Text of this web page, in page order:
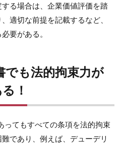
る場合は、企業価値評価を踏
適切な前提を記載するなど、
要がある。
でも法的拘束力が
！
ってもすべての条項を法的拘束
であり、例えば、デューデリ